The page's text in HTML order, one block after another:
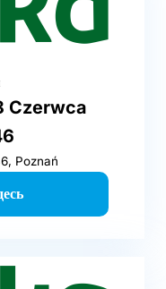
Czerwca
Poznań